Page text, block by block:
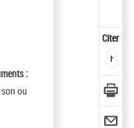
:
ou
Citer